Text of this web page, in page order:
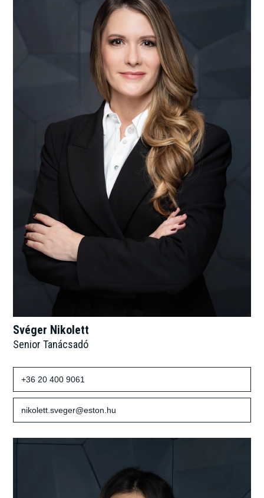
Svéger Nikolett
Senior Tanácsadó
+36 20 400 9061
nikolett.sveger@eston.hu